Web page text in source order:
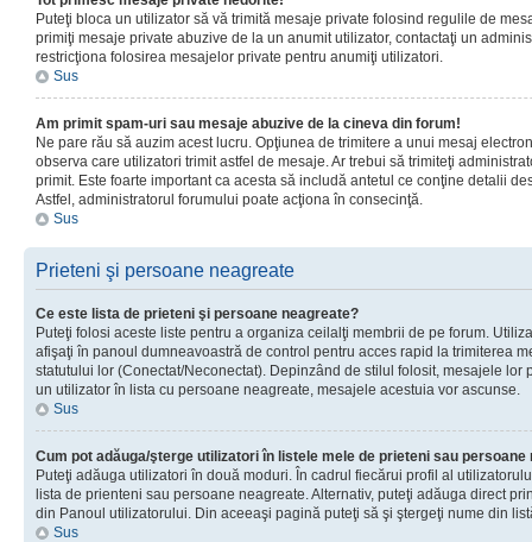
Puteţi bloca un utilizator să vă trimită mesaje private folosind regulile de
primiţi mesaje private abuzive de la un anumit utilizator, contactaţi un
restricţiona folosirea mesajelor private pentru anumiţi utilizatori.
Sus
Am primit spam-uri sau mesaje abuzive de la cineva din forum!
Ne pare rău să auzim acest lucru. Opţiunea de trimitere a unui mesaj
observa care utilizatori trimit astfel de mesaje. Ar trebui să trimiteţi
primit. Este foarte important ca acesta să includă antetul ce conţine detalii
Astfel, administratorul forumului poate acţiona în consecinţă.
Sus
Prieteni şi persoane neagreate
Ce este lista de prieteni şi persoane neagreate?
Puteţi folosi aceste liste pentru a organiza ceilalţi membrii de pe forum.
afişaţi în panoul dumneavoastră de control pentru acces rapid la trimiterea
statutului lor (Conectat/Neconectat). Depinzând de stilul folosit, mesajele lor
un utilizator în lista cu persoane neagreate, mesajele acestuia vor ascunse.
Sus
Cum pot adăuga/şterge utilizatori în listele mele de prieteni sau persoane
Puteţi adăuga utilizatori în două moduri. În cadrul fiecărui profil al
lista de prienteni sau persoane neagreate. Alternativ, puteţi adăuga direct
din Panoul utilizatorului. Din aceeaşi pagină puteţi să şi ştergeţi nume din
Sus